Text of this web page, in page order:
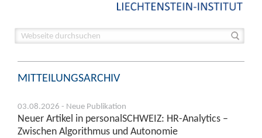
MITTEILUNGSARCHIV
03.08.2026 - Neue Publikation
Neuer Artikel in personalSCHWEIZ: HR-Analytics –
Zwischen Algorithmus und Autonomie